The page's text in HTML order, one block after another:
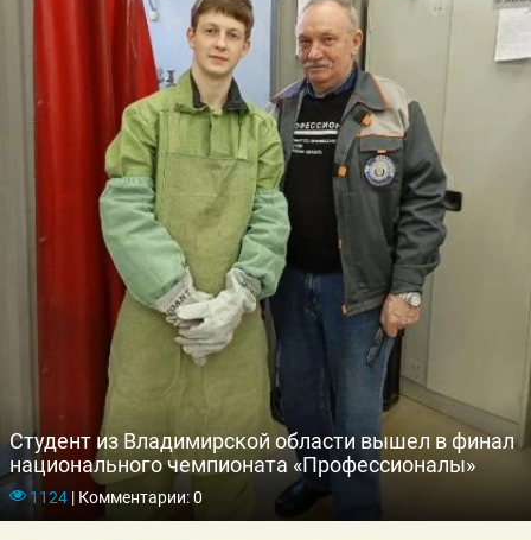
Студент из Владимирской области вышел в финал
национального чемпионата «Профессионалы»
1124 |Комментарии: 0